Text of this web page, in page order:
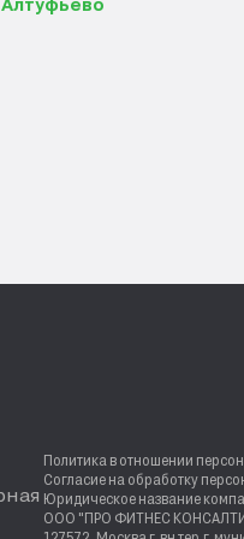
Алтуфьево
Политика в отношении
Согласие на обработку
Юридическое название
ООО "ПРО ФИТНЕС